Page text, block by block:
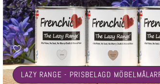
🤍
LAZY RANGE - PRISBELAGD